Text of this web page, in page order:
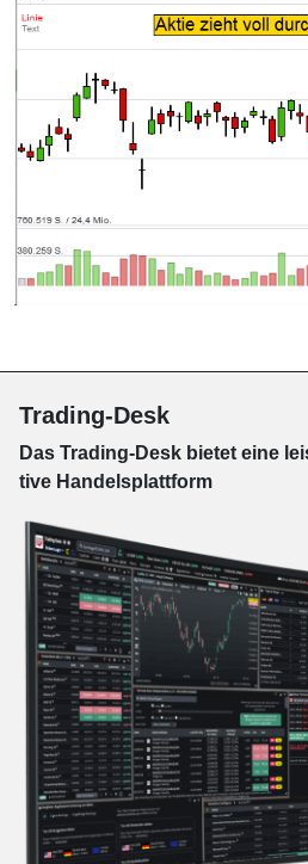
Trading-Desk
Das Trading-Desk bie­tet eine
tive Han­dels­platt­form